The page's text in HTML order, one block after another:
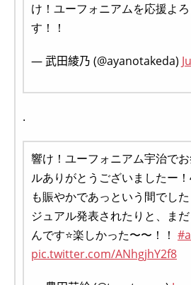
け！ユーフォニアムを応援よ
す！！
— 武田綾乃 (@ayanotakeda)
.
響け！ユーフォニアム宇治で
ルありがとうございましたー
も賑やかであっという間でし
ジュアル発表されたりと、ま
んです⭐️楽しかった〜〜！！
pic.twitter.com/ANhgjhY2f8